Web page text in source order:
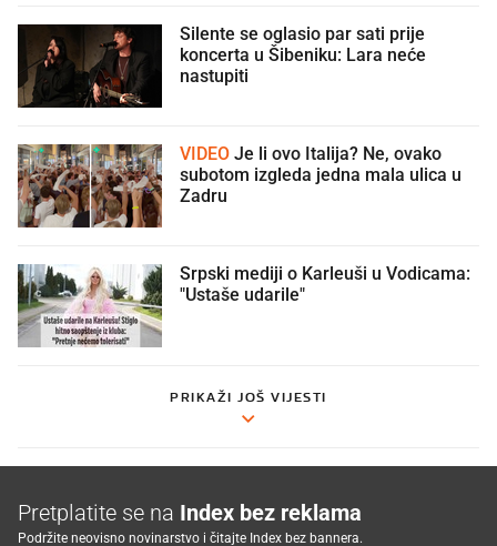
Silente se oglasio par sati prije
koncerta u Šibeniku: Lara neće
nastupiti
VIDEO
subotom izgleda jedna mala ulica u
Zadru
Srpski mediji o Karleuši u Vodicama:
"Ustaše udarile"
PRIKAŽI JOŠ VIJESTI
Pretplatite se na Index bez reklama
Podržite neovisno novinarstvo i čitajte Index bez bannera.